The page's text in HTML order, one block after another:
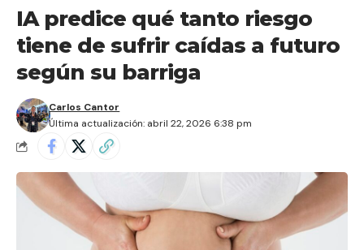
IA predice qué tanto riesgo
tiene de sufrir caídas a futuro
según su barriga
Última actualización: abril 22, 2026 6:38 pm
Carlos Cantor